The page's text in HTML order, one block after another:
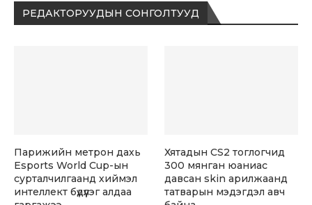
РЕДАКТОРУУДЫН СОНГОЛТУУД
Парижийн метрон дахь
Esports World Cup-ын
сурталчилгаанд хиймэл
интеллект бүдүүлэг алдаа
Хятадын CS2 тоглогчид
300 мянган юаниас
давсан skin арилжаанд
татварын мэдэгдэл авч